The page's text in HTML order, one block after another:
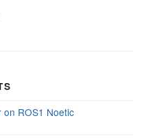
on ROS1 Noetic